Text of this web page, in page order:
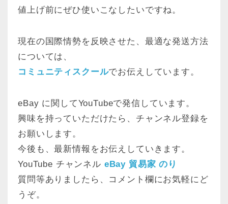
値上げ前にぜひ使いこなしたいですね。
現在の国際情勢を反映させた、最適な発送方法
については、
コミュニティスクールでお伝えしています。
eBay に関してYouTubeで発信しています。
興味を持っていただけたら、チャンネル登録を
お願いします。
今後も、最新情報をお伝えしていきます。
YouTube チャンネル eBay 貿易家 のり
質問等ありましたら、コメント欄にお気軽にど
うぞ。